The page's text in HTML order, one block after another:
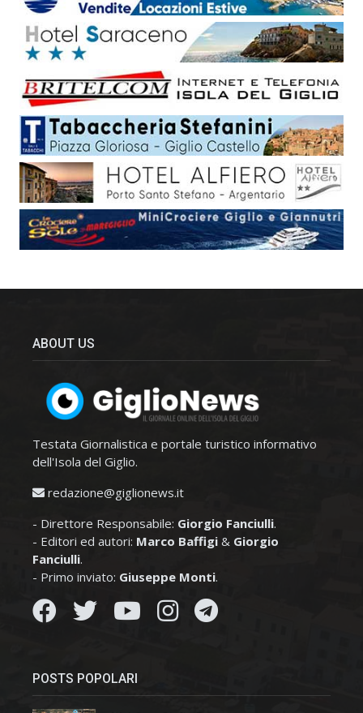
ABOUT US
Testata Giornalistica e portale turistico informativo
dell'Isola del Giglio.
redazione@giglionews.it
- Direttore Responsabile: Giorgio Fanciulli.
- Editori ed autori: Marco Baffigi & Giorgio
Fanciulli.
- Primo inviato: Giuseppe Monti.
POSTS POPOLARI